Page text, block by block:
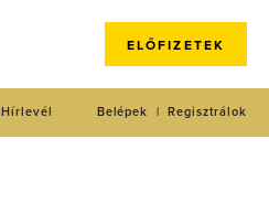
ELŐFIZETEK
Regisztrálok
Belépek
Hírlevél